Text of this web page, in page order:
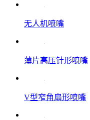
无人机喷嘴
薄片高压针形喷嘴
V型窄角扇形喷嘴